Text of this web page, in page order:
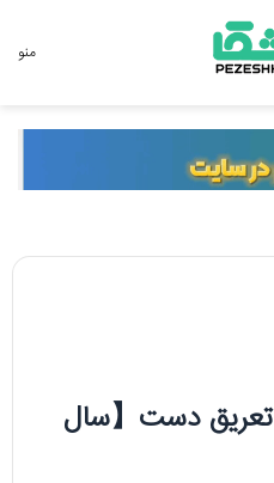
منو
تعریق دست【سال